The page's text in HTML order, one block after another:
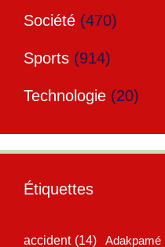
Société (470)
Sports (914)
Technologie (20)
Étiquettes
accident (14) Adakpamé